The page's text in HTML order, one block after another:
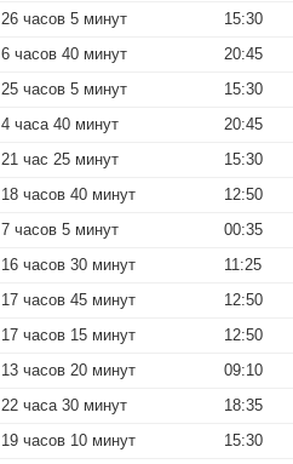
26 часов 5 минут
15:30
6 часов 40 минут
20:45
25 часов 5 минут
15:30
4 часа 40 минут
20:45
21 час 25 минут
15:30
18 часов 40 минут
12:50
7 часов 5 минут
00:35
16 часов 30 минут
11:25
17 часов 45 минут
12:50
17 часов 15 минут
12:50
13 часов 20 минут
09:10
22 часа 30 минут
18:35
19 часов 10 минут
15:30